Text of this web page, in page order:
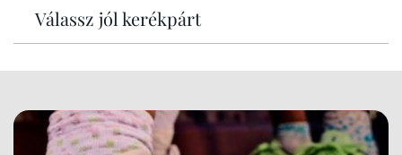
Válassz jól kerékpárt